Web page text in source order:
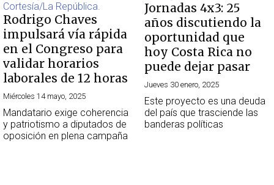
Rodrigo Chaves
impulsará vía rápida
en el Congreso para
validar horarios
laborales de 12 horas
Miércoles 14 mayo, 2025
Mandatario exige coherencia
y patriotismo a diputados de
oposición en plena campaña
Jornadas 4x3: 25
años discutiendo la
oportunidad que
hoy Costa Rica no
puede dejar pasar
Jueves 30 enero, 2025
Este proyecto es una deuda
del país que trasciende las
banderas políticas